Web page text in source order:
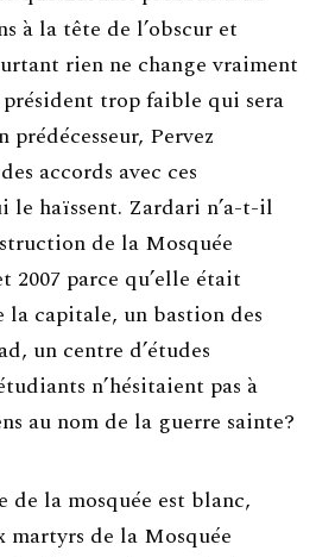
à la tête de l’obscur et
rien ne change vraiment
président trop faible qui sera
Pervez
accords avec ces
le haïssent. Zardari n’a-t-il
de la Mosquée
2007 parce qu’elle était
la capitale, un bastion des
un centre d’études
n’hésitaient pas à
au nom de la guerre sainte?
de la mosquée est blanc,
martyrs de la Mosquée